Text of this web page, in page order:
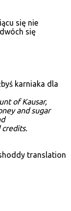
się nie
się
karniaka dla
of Kausar,
and sugar
credits.
translation